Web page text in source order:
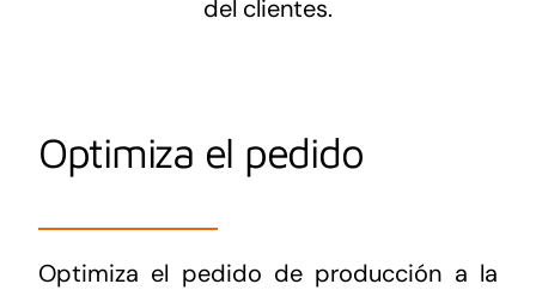
del clientes.
Optimiza el pedido
Optimiza el pedido de producción a la